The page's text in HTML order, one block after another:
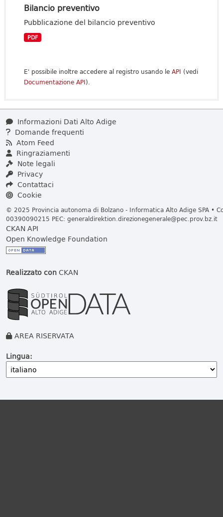
Bilancio preventivo
Pubblicazione del bilancio preventivo
PDF
E' possibile inoltre accedere al registro usando le API (vedi
Documentazione API).
Informazioni Dati Alto Adige
Domande frequenti
Atom Feed
Ringraziamenti
Note legali
Privacy
Contattaci
Cookie
© 2025 Provincia autonoma di Bolzano - Informatica Alto Adige SPA •
00390090215 PEC: generaldirektion.direzionegenerale@pec.prov.bz.it
CKAN API
Open Knowledge Foundation
Realizzato conCKAN
AREA RISERVATA
Lingua